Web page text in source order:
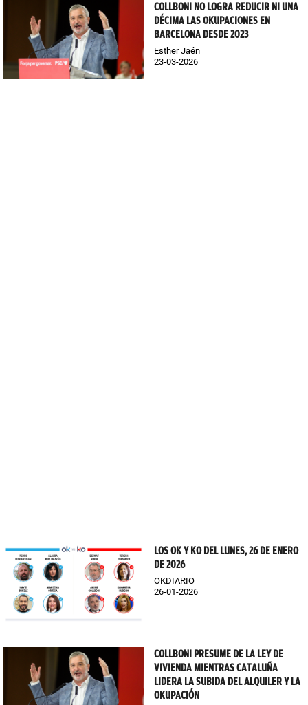
COLLBONI NO LOGRA REDUCIR NI UNA
DÉCIMA LAS OKUPACIONES EN
BARCELONA DESDE 2023
Esther Jaén
23-03-2026
LOS OK Y KO DEL LUNES, 26 DE ENERO
DE 2026
OKDIARIO
26-01-2026
COLLBONI PRESUME DE LA LEY DE
VIVIENDA MIENTRAS CATALUÑA
LIDERA LA SUBIDA DEL ALQUILER Y LA
OKUPACIÓN